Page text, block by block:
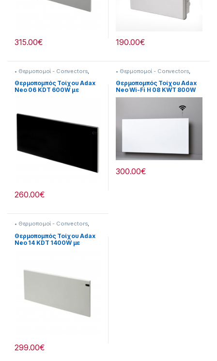
315.00€ 190.00€
• Θερμοπομοί - Convectors
Adax , Adax Neo Black
Θερναντικά
Θερμοπομπός Τοίχου Adax
Neo 06 KDT 600W με
260.00€
• Θερμοπομοί - Convectors
Adax , Adax Neo WiFi
Θερναντικά
Θερμοπομπός Τοίχου Adax
Neo Wi-Fi H 08 KWT 800W
White
300.00€
• Θερμοπομοί - Convectors,
Θερναντικά
Θερμοπομπός Τοίχου Adax
Neo 14 KDT 1400W με
299.00€